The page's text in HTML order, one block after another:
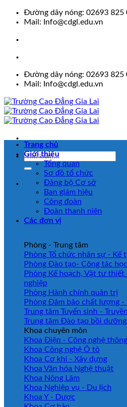
Skip
Đường dây nóng: 02693 825
Mail: Info@cdgl.edu.vn
Đường dây nóng: 02693 825
Mail: Info@cdgl.edu.vn
Trang chủ
Giới thiệu
Tổng quan
Sơ đồ tổ chức
Đảng bộ Cơ sở
Ban giám hiệu
Công đoàn
Đoàn thanh niên
Các đơn vị
Phòng - Trung tâm
Phòng Tổ chức nhân sự - Kế
Phòng Đào tạo- Công tác
Phòng Kế hoạch, Vật tư
nghiệp
Phòng Hành chính quản trị
Phòng Đảm bảo chất lượng -
Trung tâm Tuyển sinh -
Trung tâm Đào tạo bồi
Khoa chuyên môn
Khoa Điện - Công nghệ
Khoa Công nghệ Ô tô
Khoa Cơ khí - Xây dựng
Khoa Văn hóa Nghệ thuật
Khoa Nông Lâm
Khoa Nghiệp vụ - Du lịch
Khoa Y - Dược